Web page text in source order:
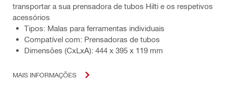
transportar a sua prensadora de tubos Hilti e os respetivos
acessórios
Tipos: Malas para ferramentas individuais
Compatível com: Prensadoras de tubos
Dimensões (CxLxA): 444 x 395 x 119 mm
MAIS INFORMAÇÕES